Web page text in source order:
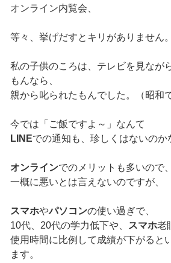
オンライン内覧会、
等々、挙げだすとキリがありません。
私の子供のころは、テレビを見なが
もんなら、
親から叱られたもんでした。（昭和
今では「ご飯ですよ～」なんて
LINEでの通知も、珍しくはないのか
オンラインでのメリットも多いので、
一概に悪いとは言えないのですが、
スマホやパソコンの使い過ぎで、
10代、20代の学力低下や、
スマホ老
使用時間に比例して成績が下がると
ます。